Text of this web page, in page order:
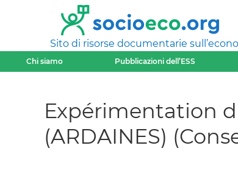
Sito di risorse documentarie
Chi siamo Pubblicazioni dell’ESS
Expérimentation
(ARDAINES)